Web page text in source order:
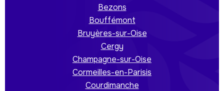
Bezons
Bouffémont
Bruyères-sur-Oise
Cergy
Champagne-sur-Oise
Cormeilles-en-Parisis
Courdimanche